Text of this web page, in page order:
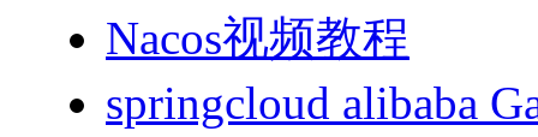
Nacos视频教程
springcloud alibaba